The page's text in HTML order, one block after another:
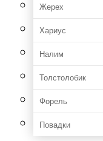
Жерех
Хариус
Налим
Толстолобик
Форель
Повадки